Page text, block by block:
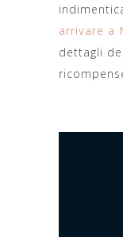
arrivare a
dettagli